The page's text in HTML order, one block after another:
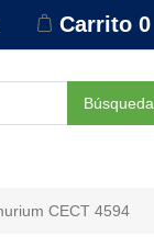
Carrito 0
Búsqueda
CECT 4594